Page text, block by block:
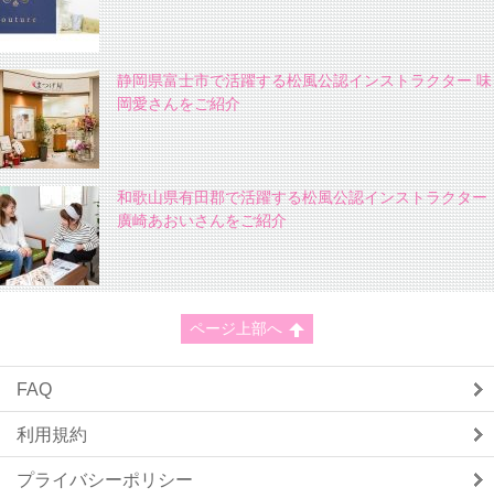
静岡県富士市で活躍する松風公認インストラクター 味
岡愛さんをご紹介
和歌山県有田郡で活躍する松風公認インストラクター
廣崎あおいさんをご紹介
ページ上部へ
FAQ
利用規約
プライバシーポリシー